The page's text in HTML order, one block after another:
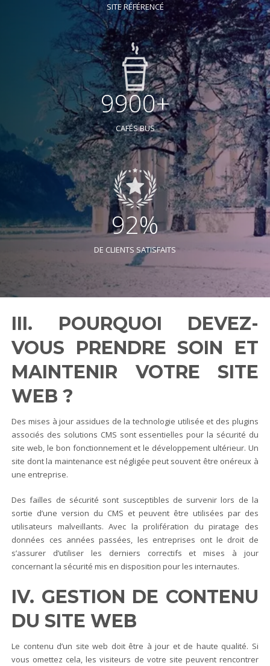
SITE RÉFÉRENCÉ
9900+
CAFÉS BUS
92%
DE CLIENTS SATISFAITS
III. POURQUOI DEVEZ-
VOUS PRENDRE SOIN ET
MAINTENIR VOTRE SITE
WEB ?
Des mises à jour assidues de la technologie utilisée et des plugins
associés des solutions CMS sont essentielles pour la sécurité du
site web, le bon fonctionnement et le développement ultérieur. Un
site dont la maintenance est négligée peut souvent être onéreux à
une entreprise.
Des failles de sécurité sont susceptibles de survenir lors de la
sortie d’une version du CMS et peuvent être utilisées par des
utilisateurs malveillants. Avec la prolifération du piratage des
données ces années passées, les entreprises ont le droit de
s’assurer d’utiliser les derniers correctifs et mises à jour
concernant la sécurité mis en disposition pour les internautes.
IV. GESTION DE CONTENU
DU SITE WEB
Le contenu d’un site web doit être à jour et de haute qualité. Si
vous omettez cela, les visiteurs de votre site peuvent rencontrer